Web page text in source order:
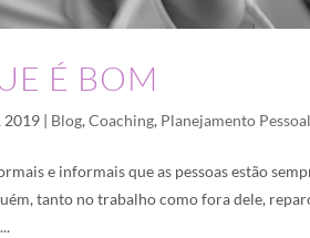
É BOM
2019 | Blog,Coaching, Planejamento Pessoal
e informais que as pessoas estão
tanto no trabalho como fora dele,